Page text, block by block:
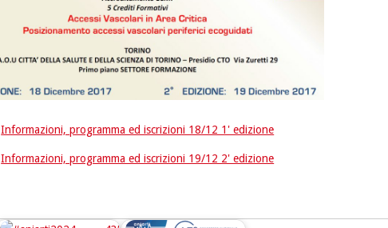
Informazioni, programma ed iscrizioni 18/12 1' edizione
Informazioni, programma ed iscrizioni 19/12 2' edizione